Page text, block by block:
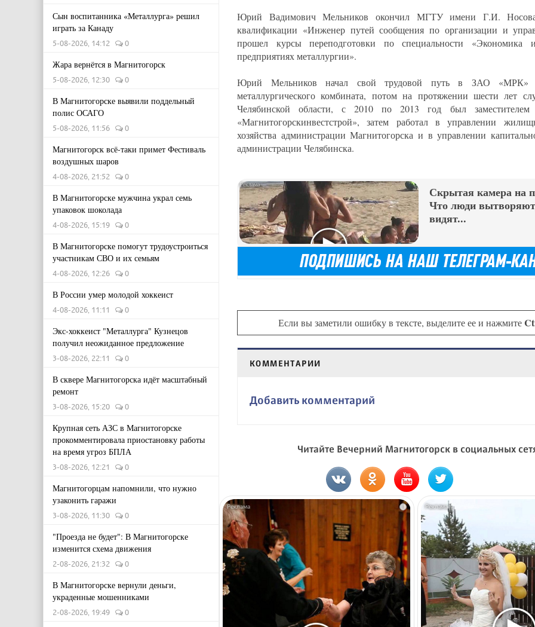
Сын воспитанника «Металлурга» решил
играть за Канаду
5-08-2026, 14:12 0
Жара вернётся в Магнитогорск
5-08-2026, 12:30 0
В Магнитогорске выявили поддельный
полис ОСАГО
5-08-2026, 11:56 0
Магнитогорск всё-таки примет Фестиваль
воздушных шаров
4-08-2026, 21:52 0
В Магнитогорске мужчина украл семь
упаковок шоколада
4-08-2026, 15:19 0
В Магнитогорске помогут трудоустроиться
участникам СВО и их семьям
4-08-2026, 12:26 0
В России умер молодой хоккеист
4-08-2026, 11:11 0
Экс-хоккеист "Металлурга" Кузнецов
получил неожиданное предложение
3-08-2026, 22:11 0
В сквере Магнитогорска идёт масштабный
ремонт
3-08-2026, 15:20 0
Крупная сеть АЗС в Магнитогорске
прокомментировала приостановку работы
на время угроз БПЛА
3-08-2026, 12:21 0
Магнитогорцам напомнили, что нужно
узаконить гаражи
3-08-2026, 11:30 0
"Проезда не будет": В Магнитогорске
изменится схема движения
2-08-2026, 21:32 0
В Магнитогорске вернули деньги,
украденные мошенниками
2-08-2026, 19:49 0
Юрий Вадимович Мельников окончил МГТУ имени Г.И.
квалификации «Инженер путей сообщения по организации и
прошел курсы переподготовки по специальности «Экономика
предприятиях металлургии».
Юрий Мельников начал свой трудовой путь в ЗАО «МРК»
металлургического комбината, потом на протяжении шести лет
Челябинской области, с 2010 по 2013 год был
«Магнитогорскинвестстрой», затем работал в управлении
хозяйства администрации Магнитогорска и в управлении
администрации Челябинска.
Скрытая камера на
Что люди
видят...
Если вы заметили ошибку в тексте, выделите ее и нажмите
КОММЕНТАРИИ
Добавить комментарий
Читайте Вечерний Магнитогорск в социальных
i